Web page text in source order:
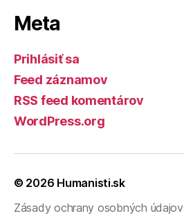
Meta
Prihlásiť sa
Feed záznamov
RSS feed komentárov
WordPress.org
© 2026 Humanisti.sk
Zásady ochrany osobných údajov